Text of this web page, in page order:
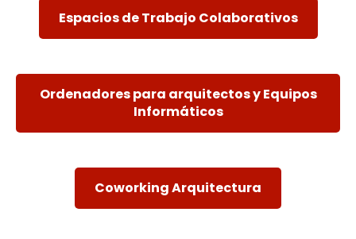
Espacios de Trabajo Colaborativos
Ordenadores para arquitectos y Equipos
Informáticos
Coworking Arquitectura